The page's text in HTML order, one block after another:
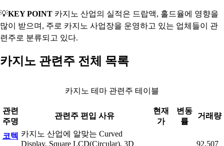
💡KEY POINT 카지노 산업의 실적은 드랍액, 홀드율에 영향을
많이 받으며, 주로 카지노 사업장을 운영하고 있는 업체들이 관
련주로 분류되고 있다.
카지노 관련주 전체 목록
카지노 테마 관련주 테이블
관련
주명
관련주 편입 사유
현재
가
변동
률
거래량
코텍 카지노 산업에 알맞는 Curved
Display, Square LCD(Circular), 3D
92,507